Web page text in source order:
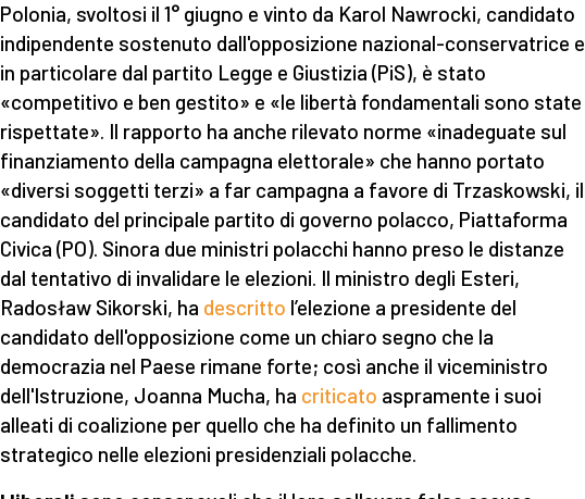
Polonia, svoltosi il 1° giugno e vinto da Karol Nawrocki, candidato
indipendente sostenuto dall'opposizione nazional-conservatrice e
in particolare dal partito Legge e Giustizia (PiS), è stato
«competitivo e ben gestito» e «le libertà fondamentali sono state
rispettate». Il rapporto ha anche rilevato norme «inadeguate sul
finanziamento della campagna elettorale» che hanno portato
«diversi soggetti terzi» a far campagna a favore di Trzaskowski, il
candidato del principale partito di governo polacco, Piattaforma
Civica (PO). Sinora due ministri polacchi hanno preso le distanze
dal tentativo di invalidare le elezioni. Il ministro degli Esteri,
Radosław Sikorski, ha descritto l’elezione a presidente del
candidato dell'opposizione come un chiaro segno che la
democrazia nel Paese rimane forte; così anche il viceministro
dell'Istruzione, Joanna Mucha, ha criticato aspramente i suoi
alleati di coalizione per quello che ha definito un fallimento
strategico nelle elezioni presidenziali polacche.